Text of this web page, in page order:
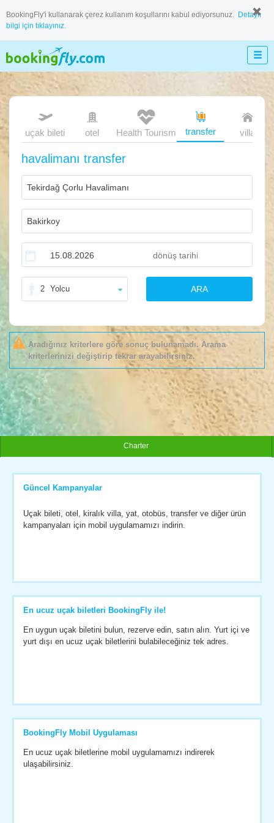
BookingFly'i kullanarak çerez kullanım koşullarını kabul ediyorsunuz. Detaylı
bilgi için tıklayınız.
uçak bileti otel transfer villa
Health Tourism
havalimanı transfer
2 Yolcu ARA
Aradığınız kriterlere göre sonuç bulunamadı. Arama
kriterlerinizi değiştirip tekrar arayabilirsiniz.
Charter
Güncel Kampanyalar
Uçak bileti, otel, kiralık villa, yat, otobüs, transfer ve diğer ürün
kampanyaları için mobil uygulamamızı indirin.
En ucuz uçak biletleri BookingFly ile!
En uygun uçak biletini bulun, rezerve edin, satın alın. Yurt içi ve
yurt dışı en ucuz uçak biletlerini bulabileceğiniz tek adres.
BookingFly Mobil Uygulaması
En ucuz uçak biletlerine mobil uygulamamızı indirerek
ulaşabilirsiniz.